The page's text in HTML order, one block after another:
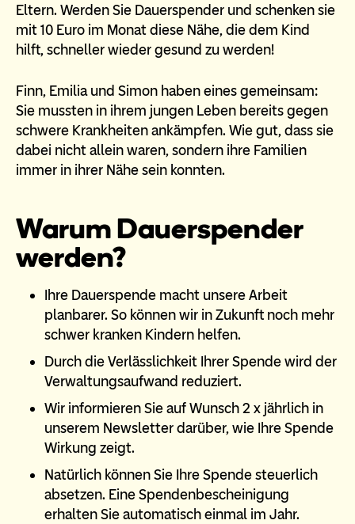
Eltern. Werden Sie Dauerspender und schenken sie
mit 10 Euro im Monat diese Nähe, die dem Kind
hilft, schneller wieder gesund zu werden!
Finn, Emilia und Simon haben eines gemeinsam:
Sie mussten in ihrem jungen Leben bereits gegen
schwere Krankheiten ankämpfen. Wie gut, dass sie
dabei nicht allein waren, sondern ihre Familien
immer in ihrer Nähe sein konnten.
Warum Dauerspender
werden?
Ihre Dauerspende macht unsere Arbeit
planbarer. So können wir in Zukunft noch mehr
schwer kranken Kindern helfen.
Durch die Verlässlichkeit Ihrer Spende wird der
Verwaltungsaufwand reduziert.
Wir informieren Sie auf Wunsch 2 x jährlich in
unserem Newsletter darüber, wie Ihre Spende
Wirkung zeigt.
Natürlich können Sie Ihre Spende steuerlich
absetzen. Eine Spendenbescheinigung
erhalten Sie automatisch einmal im Jahr.